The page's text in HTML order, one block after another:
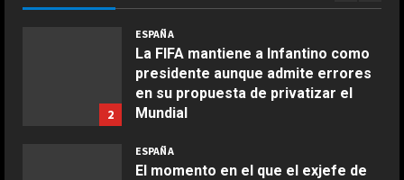
Agosto 6, 2026
2
ESPAÑA
La FIFA mantiene a Infantino como
presidente aunque admite errores
en su propuesta de privatizar el
Mundial
ESPAÑA
El momento en el que el exjefe de
Ensalada de espinacas deliciosa
Boquerones fritos en freidora de
aire